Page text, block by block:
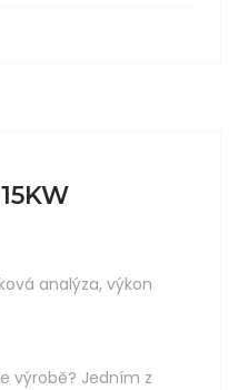
analýza, výkon
výrobě? Jedním z